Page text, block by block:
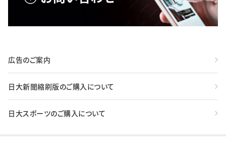
広告のご案内
日大新聞縮刷版のご購入について
日大スポーツのご購入について